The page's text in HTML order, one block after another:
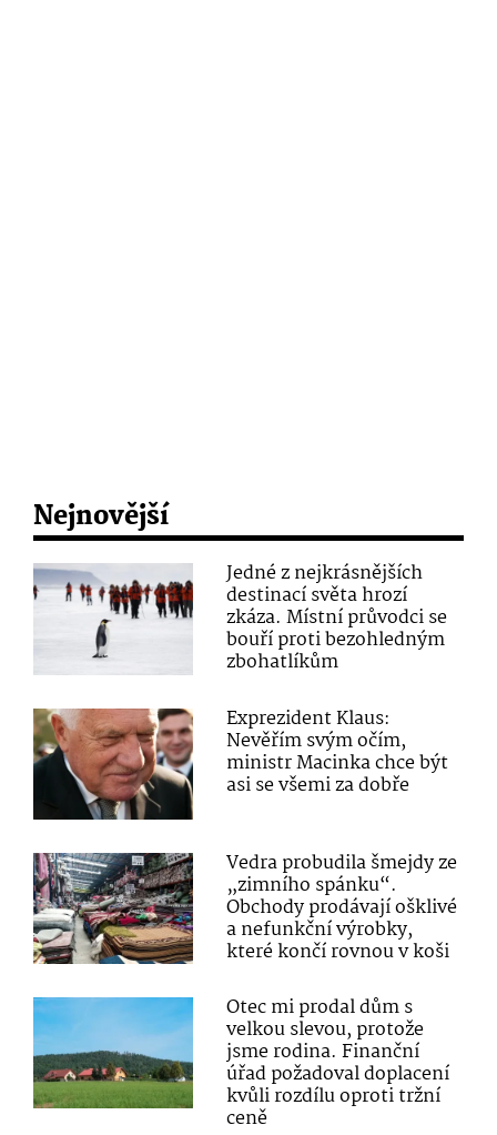
Nejnovější
Jedné z nejkrásnějších
destinací světa hrozí
zkáza. Místní průvodci se
bouří proti bezohledným
zbohatlíkům
Exprezident Klaus:
Nevěřím svým očím,
ministr Macinka chce být
asi se všemi za dobře
Vedra probudila šmejdy ze
„zimního spánku“.
Obchody prodávají ošklivé
a nefunkční výrobky,
které končí rovnou v koši
Otec mi prodal dům s
velkou slevou, protože
jsme rodina. Finanční
úřad požadoval doplacení
kvůli rozdílu oproti tržní
ceně